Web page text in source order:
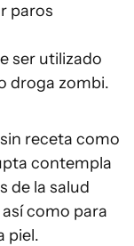
paros
ser utilizado
droga zombi.
receta como
contempla
de la salud
como para
piel.